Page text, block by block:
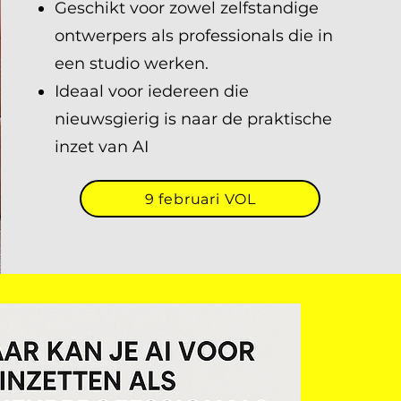
Geschikt voor zowel zelfstandige
ontwerpers als professionals die in
een studio werken.
Ideaal voor iedereen die
nieuwsgierig is naar de praktische
inzet van AI
9 februari VOL